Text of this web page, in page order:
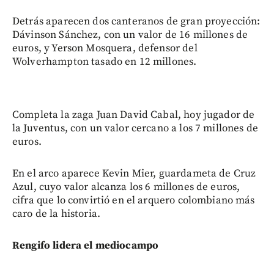
Detrás aparecen dos canteranos de gran proyección:
Dávinson Sánchez, con un valor de 16 millones de
euros, y Yerson Mosquera, defensor del
Wolverhampton tasado en 12 millones.
Completa la zaga Juan David Cabal, hoy jugador de
la Juventus, con un valor cercano a los 7 millones de
euros.
En el arco aparece Kevin Mier, guardameta de Cruz
Azul, cuyo valor alcanza los 6 millones de euros,
cifra que lo convirtió en el arquero colombiano más
caro de la historia.
Rengifo lidera el mediocampo